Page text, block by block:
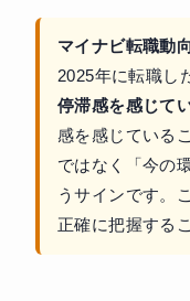
マイナビ転職動
2025年に転職し
停滞感を感じて
感を感じている
ではなく「今の
うサインです。
正確に把握する